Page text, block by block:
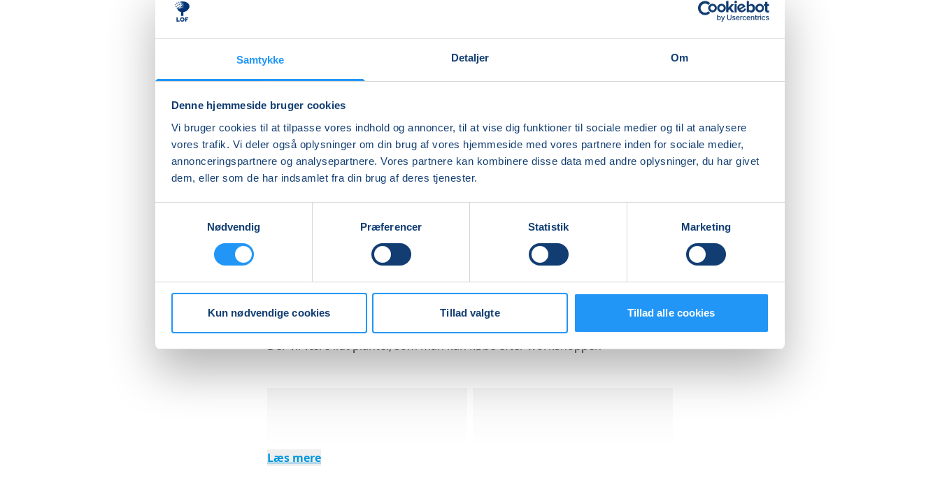
Samtykke Detaljer Om
Denne hjemmeside bruger cookies
Vi bruger cookies til at tilpasse vores indhold og annoncer, til at vise dig funktioner til sociale medier og til at analysere
vores trafik. Vi deler også oplysninger om din brug af vores hjemmeside med vores partnere inden for sociale medier,
annonceringspartnere og analysepartnere. Vores partnere kan kombinere disse data med andre oplysninger, du har givet
dem, eller som de har indsamlet fra din brug af deres tjenester.
Nødvendig
Præferencer Statistik Marketing
Kun nødvendige cookies Tillad valgte Tillad alle cookies
træer, buske, urter og bunddække arbejder sammen for at skabe mad, liv og
balance i haven. Når skovhaven er i gang, bliver den både et velfungerende
system og et sted, der giver ro, nydelse og mad, der kan høstes igen og
På denne workshop får du en introduktion til hvordan man designer en
skovhave trin for trin. Workshoppen kombinerer formidling med praktiske
øvelser. Du vil blandt andet:
● aflæse et sted og arbejde med lys, jord og rum
● få redskaber til at sammensætte planter, så de understøtter hinanden
Formålet er, at du går hjem med konkrete idéer og en forståelse af, hvordan
du kan designe din egen skovhave, så den med tiden kan vokse videre af sig
selv og skabe et levende og stabilt system i din have.
Der vil være lidt planter, som man kan købe efter workshoppen
Læs mere